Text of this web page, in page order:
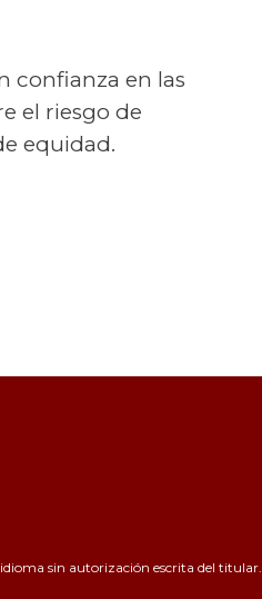
confianza en las
el riesgo de
equidad.
sin autorización escrita del titular.